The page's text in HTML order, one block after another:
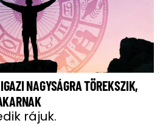
NAGYSÁGRA TÖREKSZIK,
rájuk.